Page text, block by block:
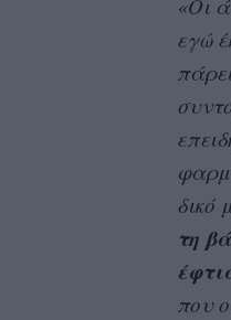
«Οι
εγώ
δικό
τη
που